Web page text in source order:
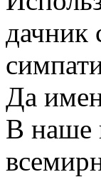
дачник
Да
В наше